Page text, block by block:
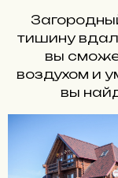
тишину
вы
воздухом и
вы